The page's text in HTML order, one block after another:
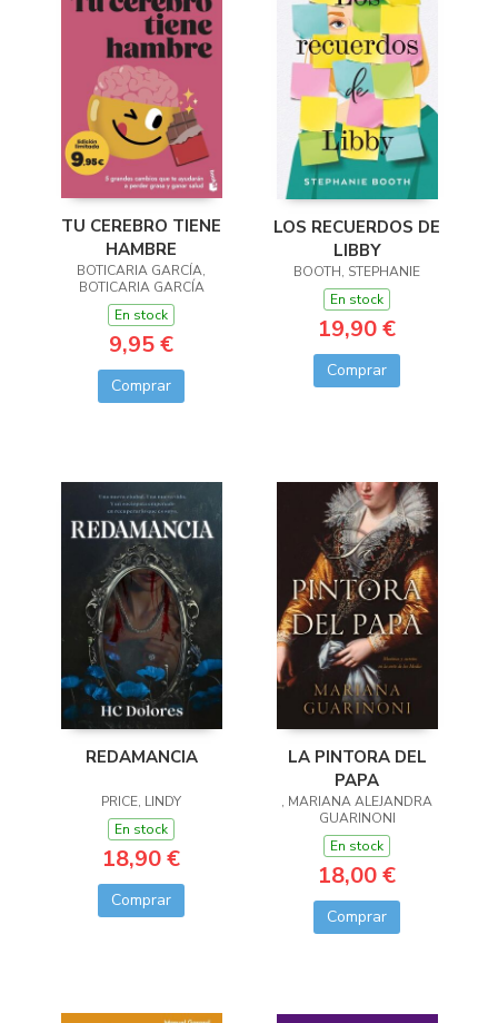
TU CEREBRO TIENE
HAMBRE
BOTICARIA GARCÍA,
BOTICARIA GARCÍA
En stock
9,95 €
Comprar
LOS RECUERDOS DE
LIBBY
BOOTH, STEPHANIE
En stock
19,90 €
Comprar
REDAMANCIA
PRICE, LINDY
En stock
18,90 €
Comprar
LA PINTORA DEL
PAPA
, MARIANA ALEJANDRA
GUARINONI
En stock
18,00 €
Comprar